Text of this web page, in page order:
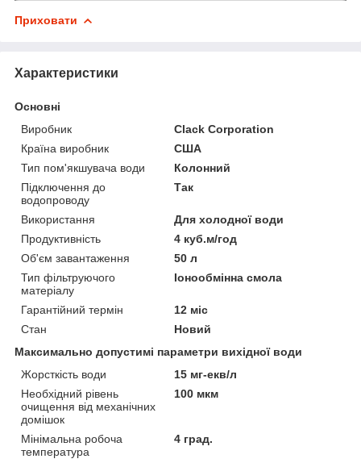
Приховати
Характеристики
Основні
Виробник
Clack Corporation
Країна виробник
США
Тип пом'якшувача води
Колонний
Підключення до
водопроводу
Так
Використання
Для холодної води
Продуктивність
4 куб.м/год
Об'єм завантаження
50 л
Тип фільтруючого
матеріалу
Іонообмінна смола
Гарантійний термін
12 міс
Стан
Новий
Максимально допустимі параметри вихідної води
Жорсткість води
15 мг-екв/л
Необхідний рівень
очищення від механічних
домішок
100 мкм
Мінімальна робоча
температура
4 град.